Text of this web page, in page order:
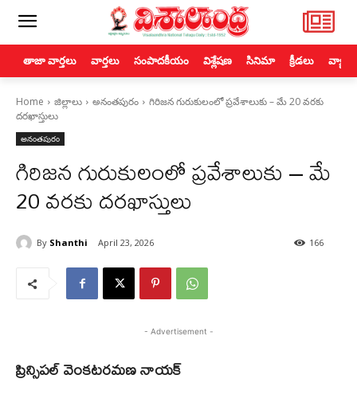
తాజా వార్తలు వార్తలు సంపాదకీయం విశ్లేషణ సినిమా క్రీడలు
Home జిల్లాలు అనంతపురం
గిరిజన గురుకులంలో ప్రవేశాలుకు – మే 20 వరకు
దరఖాస్తులు
అనంతపురం
గిరిజన గురుకులంలో ప్రవేశాలుకు – మే
20 వరకు దరఖాస్తులు
By Shanthi April 23, 2026 166
- Advertisement -
ప్రిన్సిపల్ వెంకటరమణ నాయక్